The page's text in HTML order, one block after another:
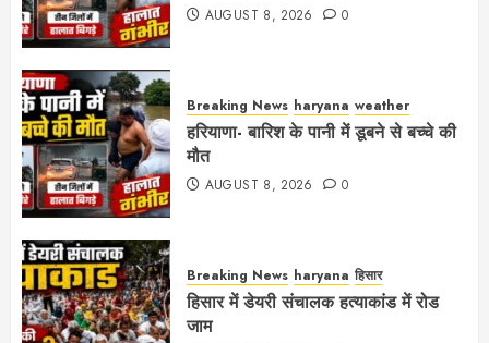
AUGUST 8, 2026 0
Breaking News haryana weather
हरियाणा- बारिश के पानी में डूबने से बच्चे की
मौत
AUGUST 8, 2026 0
Breaking News haryana हिसार
हिसार में डेयरी संचालक हत्याकांड में रोड
जाम